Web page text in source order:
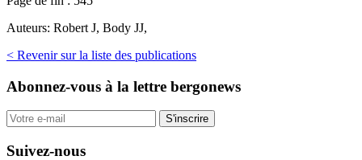
Auteurs: Robert J, Body JJ,
< Revenir sur la liste des publications
Abonnez-vous à la lettre bergonews
S'inscrire
Suivez-nous